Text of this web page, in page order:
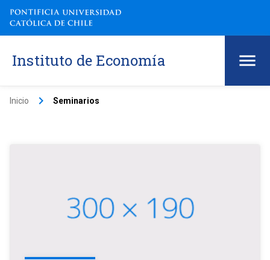
Instituto de Economía
Inicio keyboard_arrow_right Seminarios